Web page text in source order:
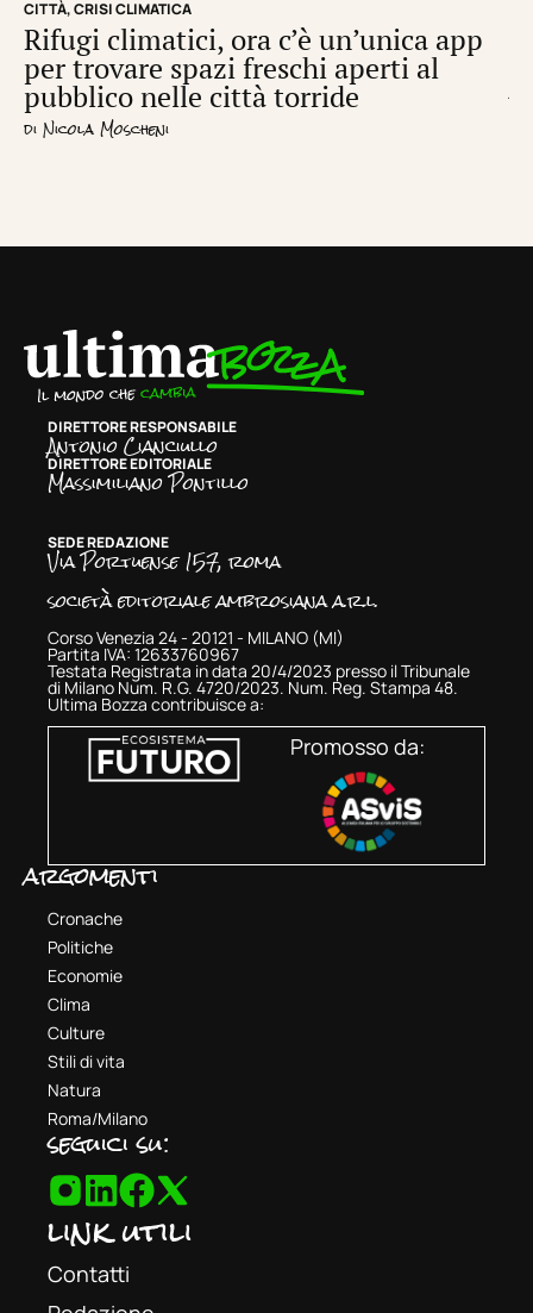
CITTÀ,CRISI CLIMATICA
Rifugi climatici, ora c’è un’unica app
per trovare spazi freschi aperti al
pubblico nelle città torride
di Nicola Moscheni
DIRETTORE RESPONSABILE
Antonio Cianciullo
DIRETTORE EDITORIALE
Massimiliano Pontillo
SEDE REDAZIONE
Via Portuense 157, roma
società editoriale ambrosiana a.r.l.
Corso Venezia 24 - 20121 - MILANO (MI)
Partita IVA: 12633760967
Testata Registrata in data 20/4/2023 presso il Tribunale
di Milano Num. R.G. 4720/2023. Num. Reg. Stampa 48.
Ultima Bozza contribuisce a:
Promosso da:
argomenti
Cronache
Politiche
Economie
Clima
Culture
Stili di vita
Natura
Roma/Milano
seguici su:
link utili
Contatti